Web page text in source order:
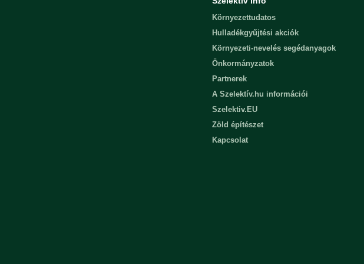
Környezettudatos
Hulladékgyűjtési akciók
Környezeti-nevelés segédanyagok
Önkormányzatok
Partnerek
A Szelektív.hu információi
Szelektiv.EU
Zöld építészet
Kapcsolat